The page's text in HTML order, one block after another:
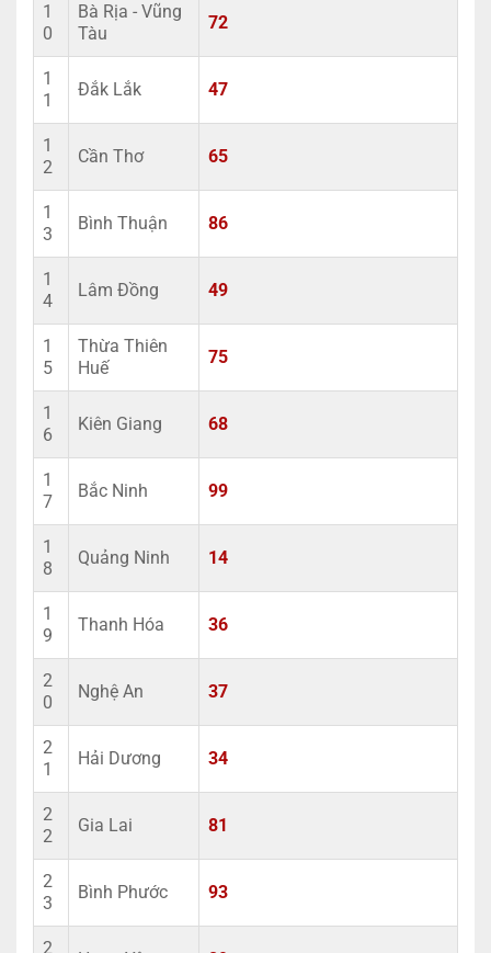
1
0
Bà Rịa - Vũng
Tàu
72
1
1
Đắk Lắk 47
1
2
Cần Thơ 65
1
3
Bình Thuận 86
1
4
Lâm Đồng 49
1
5
Thừa Thiên
Huế
75
1
6
Kiên Giang 68
1
7
Bắc Ninh 99
1
8
Quảng Ninh 14
1
9
Thanh Hóa 36
2
0
Nghệ An 37
2
1
Hải Dương 34
2
2
Gia Lai 81
2
3
Bình Phước 93
2